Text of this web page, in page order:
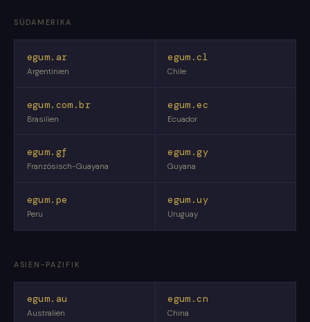
SÜDAMERIKA
egum.ar
Argentinien
egum.cl
Chile
egum.com.br
Brasilien
egum.ec
Ecuador
egum.gf
Französisch-Guayana
egum.gy
Guyana
egum.pe
Peru
egum.uy
Uruguay
ASIEN-PAZIFIK
egum.au
Australien
egum.cn
China